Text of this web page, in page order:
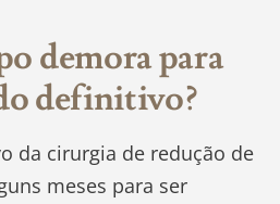
demora para
definitivo?
da cirurgia de redução de
meses para ser